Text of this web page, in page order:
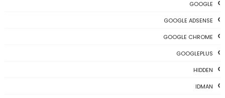
GOOGLE
GOOGLE ADSENSE
GOOGLE CHROME
GOOGLEPLUS
HIDDEN
IDMAN